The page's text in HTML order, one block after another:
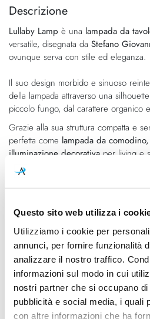
Questo sito web utilizza i
Utilizziamo i cookie per
annunci, per fornire funzionalità
analizzare il nostro traffico.
informazioni sul modo in cui
nostri partner che si occupano di
pubblicità e social media, i quali
con altre informazioni che ha
fine
galleria
di
immagini
della
di
immagini
Descrizione
Lullaby Lamp è una lampada da
versatile, disegnata da Stefano
ovunque serva con stile ed eleganza.
Il suo design morbido e sinuoso
della lampada attraverso una
piccolo fungo, dal carattere organico
Grazie alla sua struttura compatta e
perfetta come lampada da
illuminazione decorativa per living e
Cod.Art.
88001OP
Dimensioni
100mm - 100mm - H. 300m
Potenza e attacco
1.3W